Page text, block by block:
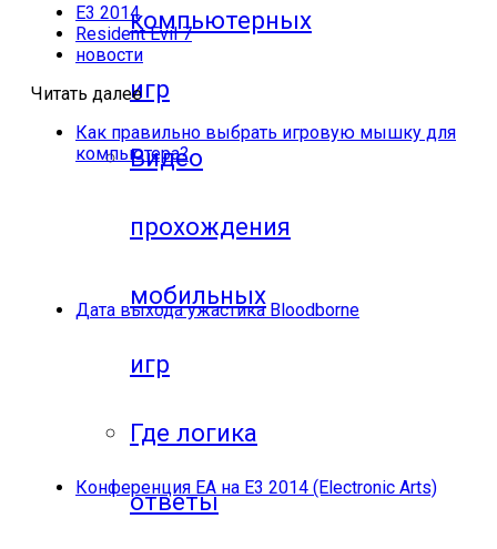
компьютерных
игр
Видео
прохождения
мобильных
игр
Где логика
ответы
E3 2014
Resident Evil 7
новости
Читать далее
Как правильно выбрать игровую мышку для
компьютера?
Дата выхода ужастика Bloodborne
Конференция EA на E3 2014 (Electronic Arts)